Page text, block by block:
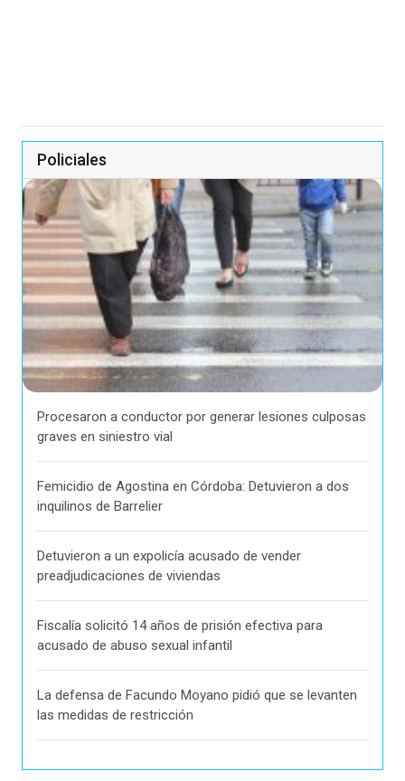
Policiales
Procesaron a conductor por generar lesiones culposas
graves en siniestro vial
Femicidio de Agostina en Córdoba: Detuvieron a dos
inquilinos de Barrelier
Detuvieron a un expolicía acusado de vender
preadjudicaciones de viviendas
Fiscalía solicitó 14 años de prisión efectiva para
acusado de abuso sexual infantil
La defensa de Facundo Moyano pidió que se levanten
las medidas de restricción